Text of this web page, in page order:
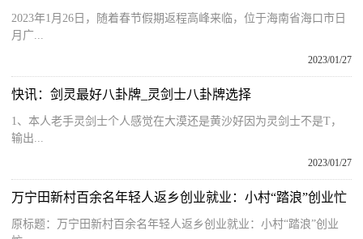
2023年1月26日，随着春节假期返程高峰来临，位于海南省海口市日
月广...
2023/01/27
快讯：剑灵最好八卦牌_灵剑士八卦牌选择
1、本人老手灵剑士个人感觉在大漠还是黄沙好因为灵剑士不是T，
输出...
2023/01/27
万宁田新村百余名年轻人返乡创业就业：小村“踏浪”创业忙
原标题：万宁田新村百余名年轻人返乡创业就业：小村“踏浪”创业